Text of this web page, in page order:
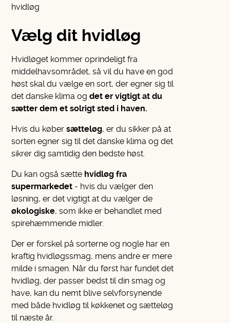
hvidløg
Vælg dit hvidløg
Hvidløget kommer oprindeligt fra
middelhavsområdet, så vil du have en god
høst skal du vælge en sort, der egner sig til
det danske klima ogdet er vigtigt at du
sætter dem et solrigt sted i haven.
Hvis du købersætteløg, er du sikker på at
sorten egner sig til det danske klima og det
sikrer dig samtidig den bedste høst.
Du kan også sætte hvidløg fra
supermarkedet - hvis du vælger den
løsning, er det vigtigt at du vælger de
økologiske, som ikke er behandlet med
spirehæmmende midler.
Der er forskel på sorterne og nogle har en
kraftig hvidløgssmag, mens andre er mere
milde i smagen. Når du først har fundet det
hvidløg, der passer bedst til din smag og
have, kan du nemt blive selvforsynende
med både hvidløg til køkkenet og sætteløg
til næste år.